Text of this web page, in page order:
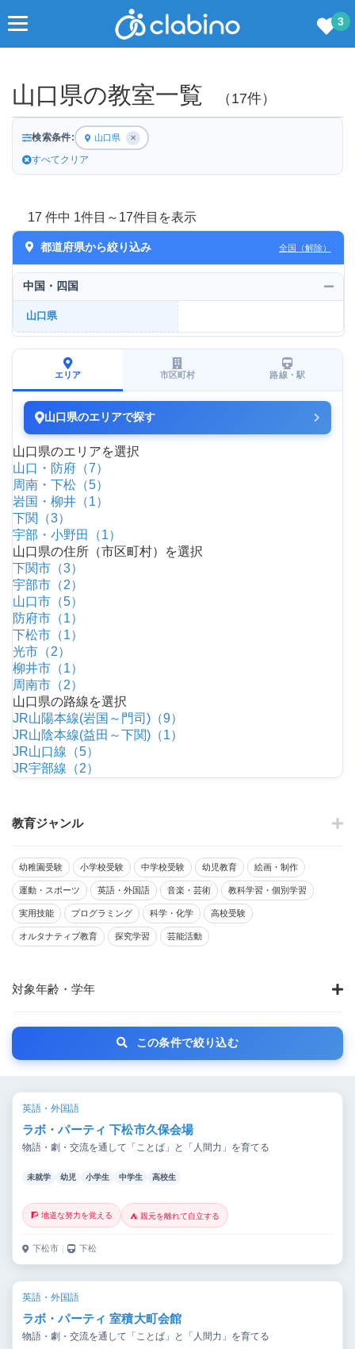
3
山口県の教室一覧 （17件）
検索条件: 山口県 ✕
すべてクリア
17 件中 1件目～17件目を表示
都道府県から絞り込み 全国（解除）
中国・四国
山口県
エリア 市区町村 路線・駅
山口県のエリアで探す
山口県のエリアを選択
山口・防府（7）
周南・下松（5）
岩国・柳井（1）
下関（3）
宇部・小野田（1）
山口県の住所（市区町村）を選択
下関市（3）
宇部市（2）
山口市（5）
防府市（1）
下松市（1）
光市（2）
柳井市（1）
周南市（2）
山口県の路線を選択
JR山陽本線(岩国～門司)（9）
JR山陰本線(益田～下関)（1）
JR山口線（5）
JR宇部線（2）
教育ジャンル
幼稚園受験 小学校受験 中学校受験 幼児教育 絵画・制作
運動・スポーツ 英語・外国語 音楽・芸術 教科学習・個別学習
実用技能 プログラミング 科学・化学 高校受験
オルタナティブ教育 探究学習 芸能活動
対象年齢・学年
この条件で絞り込む
英語・外国語
ラボ・パーティ 下松市久保会場
物語・劇・交流を通して「ことば」と「人間力」を育てる
未就学 幼児 小学生 中学生 高校生
🧗 地道な努力を覚える ⛺ 親元を離れて自立する
下松市 ｜ 下松
英語・外国語
ラボ・パーティ 室積大町会館
物語・劇・交流を通して「ことば」と「人間力」を育てる